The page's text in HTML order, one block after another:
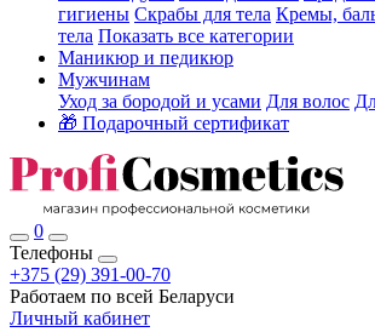
гигиены Скрабы для тела Кремы,
тела Показать все категории
Маникюр и педикюр
Мужчинам
Уход за бородой и усами Для волос
🎁 Подарочный сертификат
0
Телефоны
+375 (29) 391-00-70
Работаем по всей Беларуси
Личный кабинет